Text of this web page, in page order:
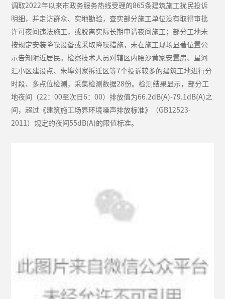
调取2022年以来市政务服务热线受理的865条建筑施工扰民投诉
明细，并走访群众、实地勘验，查实部分施工单位没有取得审批
许可夜间违法施工，或脱离实际长期申请夜间施工；部分工地未
按规定安装降噪设备或采取降噪措施，未在施工现场显著位置公
示告知附近居民。检察技术人员对辖区内腰沙黄家安置房、星河
汇小区建设点、朱埠刘家拆迁区等7个投诉较多的建筑工地进行分
时段、多点位检测，采集检测数据28份。检测结果显示，部分工
地夜间（22：00至次日6：00）排放值为66.2dB(A)-79.1dB(A)之
间，超过《建筑施工场界环境噪声排放标准》（GB12523-
2011）规定的夜间55dB(A)的限值标准。